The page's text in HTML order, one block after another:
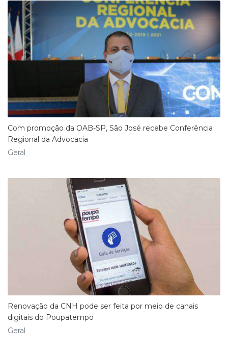
Com promoção da OAB-SP, São José recebe Conferência
Regional da Advocacia
Geral
Renovação da CNH pode ser feita por meio de canais
digitais do Poupatempo
Geral